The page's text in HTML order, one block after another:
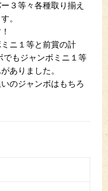
３等々各種取り揃え
。
ニ１等と前賞の計
もジャンボミニ１等
ありました。
のジャンボはもちろ